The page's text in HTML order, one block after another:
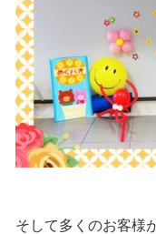
そして多くのお客様